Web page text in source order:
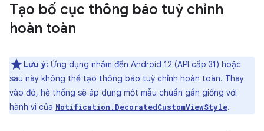
Tạo bố cục thông báo tuỳ chỉnh
hoàn toàn
Lưu ý: Ứng dụng nhắm đến Android 12 (API cấp 31) hoặc
sau này không thể tạo thông báo tuỳ chỉnh hoàn toàn. Thay
vào đó, hệ thống sẽ áp dụng một mẫu chuẩn gần giống với
hành vi của Notification.DecoratedCustomViewStyle.